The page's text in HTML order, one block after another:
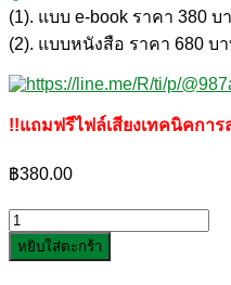
(1). แบบ e-book ราคา 380
(2). แบบหนังสือ ราคา 680 บ
!!แถมฟรีไฟล์เสียงเทคนิคกา
฿380.00
จำนวน
แนว
หยิบใส่ตะกร้า